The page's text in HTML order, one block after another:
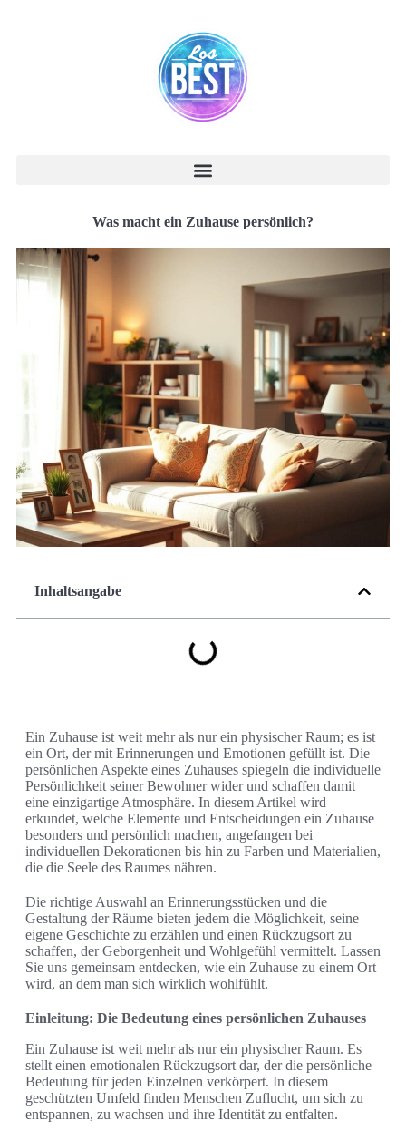
Was macht ein Zuhause persönlich?
Inhaltsangabe
Ein Zuhause ist weit mehr als nur ein physischer Raum; es ist
ein Ort, der mit Erinnerungen und Emotionen gefüllt ist. Die
persönlichen Aspekte eines Zuhauses spiegeln die individuelle
Persönlichkeit seiner Bewohner wider und schaffen damit
eine einzigartige Atmosphäre. In diesem Artikel wird
erkundet, welche Elemente und Entscheidungen ein Zuhause
besonders und persönlich machen, angefangen bei
individuellen Dekorationen bis hin zu Farben und Materialien,
die die Seele des Raumes nähren.
Die richtige Auswahl an Erinnerungsstücken und die
Gestaltung der Räume bieten jedem die Möglichkeit, seine
eigene Geschichte zu erzählen und einen Rückzugsort zu
schaffen, der Geborgenheit und Wohlgefühl vermittelt. Lassen
Sie uns gemeinsam entdecken, wie ein Zuhause zu einem Ort
wird, an dem man sich wirklich wohlfühlt.
Einleitung: Die Bedeutung eines persönlichen Zuhauses
Ein Zuhause ist weit mehr als nur ein physischer Raum. Es
stellt einen emotionalen Rückzugsort dar, der die persönliche
Bedeutung für jeden Einzelnen verkörpert. In diesem
geschützten Umfeld finden Menschen Zuflucht, um sich zu
entspannen, zu wachsen und ihre Identität zu entfalten.